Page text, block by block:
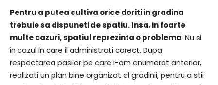
Pentru a putea cultiva orice doriti in gradina
trebuie sa dispuneti de spatiu. Insa, in foarte
multe cazuri, spatiul reprezinta o problema. Nu si
in cazul in care il administrati corect. Dupa
respectarea pasilor pe care i-am enumerat anterior,
realizati un plan bine organizat al gradinii, pentru a stii